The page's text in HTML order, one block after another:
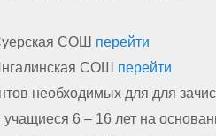
СОШ перейти
СОШ перейти
необходимых для для
6 – 16 лет на